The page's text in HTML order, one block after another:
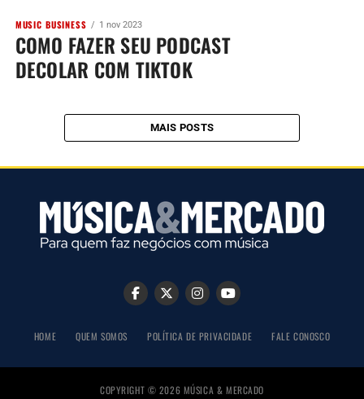
MUSIC BUSINESS 1 nov 2023
COMO FAZER SEU PODCAST
DECOLAR COM TIKTOK
MAIS POSTS
HOME QUEM SOMOS POLÍTICA DE PRIVACIDADE FALE CONOSCO
COPYRIGHT © 2026 MÚSICA & MERCADO